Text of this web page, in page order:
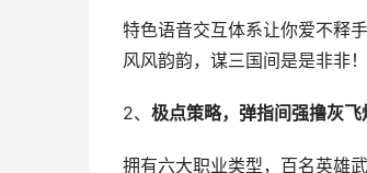
特色语音交互体系让你爱不释
风风韵韵，谋三国间是是非非！
2、 极点策略，弹指间强撸灰飞
拥有六大职业类型，百名英雄